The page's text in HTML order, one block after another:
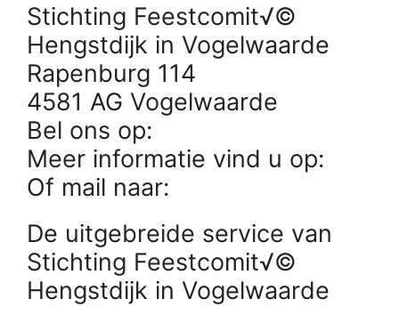
Stichting Feestcomit√©
Hengstdijk in Vogelwaarde
Rapenburg 114
4581 AG Vogelwaarde
Bel ons op:
Meer informatie vind u op:
Of mail naar:
De uitgebreide service van
Stichting Feestcomit√©
Hengstdijk in Vogelwaarde